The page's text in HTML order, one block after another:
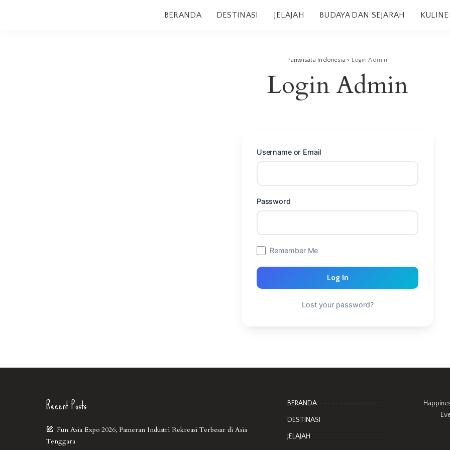
BERANDA DESTINASI JELAJAH BUDAYA DAN SEJARAH
Pariwisata Indonesia > Login Admin
Login Admin
Username or Email
Password
Remember Me
Log In
Lost your password?
Recent Posts
Fun Asia Expo 2026, Pameran Industri Rekreasi Terbesar di Asia
Tenggara
BERANDA
DESTINASI
JELAJAH